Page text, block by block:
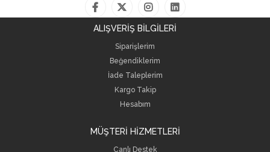
ALIŞVERİŞ BİLGİLERİ
Siparişlerim
Beğendiklerim
İade Taleplerim
Kargo Takip
Hesabım
MÜŞTERİ HİZMETLERİ
Canlı Destek